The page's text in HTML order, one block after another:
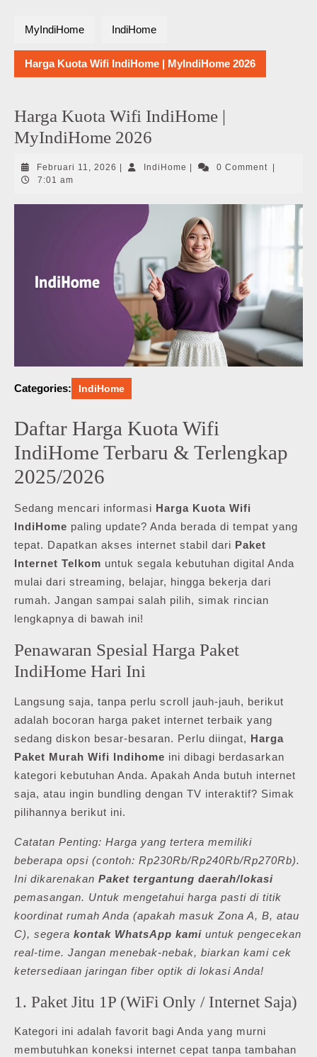
MyIndiHome IndiHome
Harga Kuota Wifi IndiHome | MyIndiHome 2026
Harga Kuota Wifi IndiHome |
MyIndiHome 2026
Februari 11, 2026 FebruariIndiHome IndiHome0 Comment
7:01 am
Categories: IndiHome
Daftar Harga Kuota Wifi
IndiHome Terbaru & Terlengkap
2025/2026
Sedang mencari informasi Harga Kuota Wifi
IndiHome paling update? Anda berada di tempat yang
tepat. Dapatkan akses internet stabil dari Paket
Internet Telkom untuk segala kebutuhan digital Anda
mulai dari streaming, belajar, hingga bekerja dari
rumah. Jangan sampai salah pilih, simak rincian
lengkapnya di bawah ini!
Penawaran Spesial Harga Paket
IndiHome Hari Ini
Langsung saja, tanpa perlu scroll jauh-jauh, berikut
adalah bocoran harga paket internet terbaik yang
sedang diskon besar-besaran. Perlu diingat, Harga
Paket Murah Wifi Indihome ini dibagi berdasarkan
kategori kebutuhan Anda. Apakah Anda butuh internet
saja, atau ingin bundling dengan TV interaktif? Simak
pilihannya berikut ini.
Catatan Penting: Harga yang tertera memiliki
beberapa opsi (contoh: Rp230Rb/Rp240Rb/Rp270Rb).
Ini dikarenakan Paket tergantung daerah/lokasi
pemasangan. Untuk mengetahui harga pasti di titik
koordinat rumah Anda (apakah masuk Zona A, B, atau
C), segera kontak WhatsApp kami untuk pengecekan
real-time. Jangan menebak-nebak, biarkan kami cek
ketersediaan jaringan fiber optik di lokasi Anda!
1. Paket Jitu 1P (WiFi Only / Internet Saja)
Kategori ini adalah favorit bagi Anda yang murni
membutuhkan koneksi internet cepat tanpa tambahan